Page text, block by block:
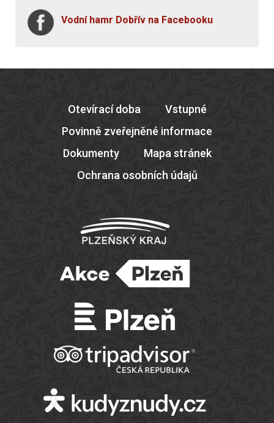
Vodní hamr Dobřív na Facebooku
Otevírací doba
Vstupné
Povinně zveřejněné informace
Dokumenty
Mapa stránek
Ochrana osobních údajů